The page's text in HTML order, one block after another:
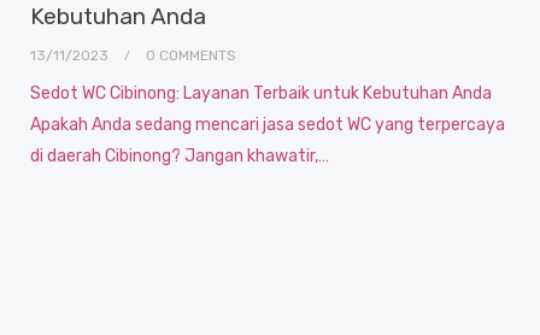
Kebutuhan Anda
13/11/2023 0 COMMENTS
Sedot WC Cibinong: Layanan Terbaik untuk Kebutuhan Anda
Apakah Anda sedang mencari jasa sedot WC yang terpercaya
di daerah Cibinong? Jangan khawatir,…